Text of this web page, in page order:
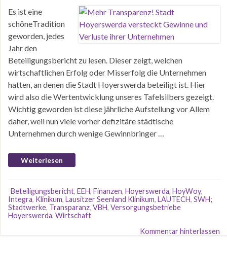
Es ist eine
schöneTradition
geworden, jedes
Jahr den
Beteiligungsbericht zu lesen. Dieser zeigt, welchen
wirtschaftlichen Erfolg oder Misserfolg die Unternehmen
hatten, an denen die Stadt Hoyerswerda beteiligt ist. Hier
wird also die Wertentwicklung unseres Tafelsilbers gezeigt.
Wichtig geworden ist diese jährliche Aufstellung vor Allem
daher, weil nun viele vorher defizitäre städtische
Unternehmen durch wenige Gewinnbringer …
Weiterlesen
Beteiligungsbericht, EEH, Finanzen, Hoyerswerda, HoyWoy,
Integra, Klinikum, Lausitzer Seenland Klinikum, LAUTECH, SWH;
Stadtwerke, Transparanz, VBH, Versorgungsbetriebe
Hoyerswerda, Wirtschaft
Kommentar hinterlassen